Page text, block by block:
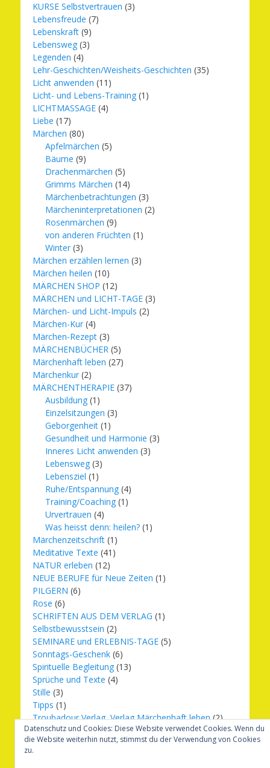
KURSE Selbstvertrauen (3)
Lebensfreude (7)
Lebenskraft (9)
Lebensweg (3)
Legenden (4)
Lehr-Geschichten/Weisheits-Geschichten (35)
Licht anwenden (11)
Licht- und Lebens-Training (1)
LICHTMASSAGE (4)
Liebe (17)
Märchen (80)
Apfelmärchen (5)
Bäume (9)
Drachenmärchen (5)
Grimms Märchen (14)
Märchenbetrachtungen (3)
Märcheninterpretationen (2)
Rosenmärchen (9)
von anderen Früchten (1)
Winter (3)
Märchen erzählen lernen (3)
Märchen heilen (10)
MÄRCHEN SHOP (12)
MÄRCHEN und LICHT-TAGE (3)
Märchen- und Licht-Impuls (2)
Märchen-Kur (4)
Märchen-Rezept (3)
MÄRCHENBÜCHER (5)
Märchenhaft leben (27)
Märchenkur (2)
MÄRCHENTHERAPIE (37)
Ausbildung (1)
Einzelsitzungen (3)
Geborgenheit (1)
Gesundheit und Harmonie (3)
Inneres Licht anwenden (3)
Lebensweg (3)
Lebensziel (1)
Ruhe/Entspannung (4)
Training/Coaching (1)
Urvertrauen (4)
Was heisst denn: heilen? (1)
Märchenzeitschrift (1)
Meditative Texte (41)
NATUR erleben (12)
NEUE BERUFE für Neue Zeiten (1)
PILGERN (6)
Rose (6)
SCHRIFTEN AUS DEM VERLAG (1)
Selbstbewusstsein (2)
SEMINARE und ERLEBNIS-TAGE (5)
Sonntags-Geschenk (6)
Spirituelle Begleitung (13)
Sprüche und Texte (4)
Stille (3)
Tipps (1)
Troubadour Verlag, Verlag Märchenhaft leben(2)
Übungen (1)
Urbilder(20)
Verlag Märchenhaft leben
Datenschutz und Cookies: Diese Website verwendet Cookies. Wenn du
die Website weiterhin nutzt, stimmst du der Verwendung von Cookies
zu.